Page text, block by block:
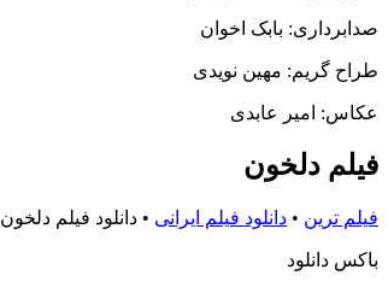
صدابرداری: بابک اخوان
طراح گریم: مهین نویدی
عکاس: امیر عابدی
فیلم دلخون
فیلم ترین • دانلود فیلم ایرانی • دانلود فیلم دلخون
باکس دانلود